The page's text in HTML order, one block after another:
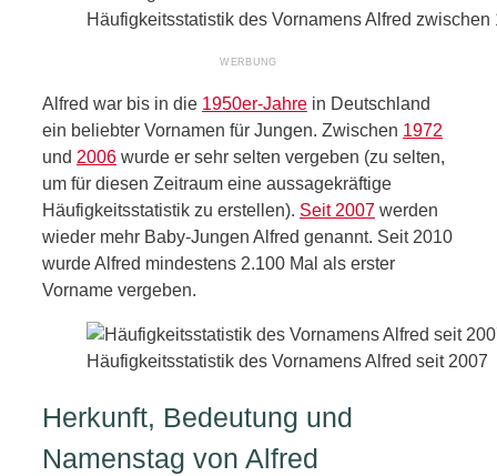
Häufigkeitsstatistik des Vornamens Alfred zwischen
Alfred war bis in die 1950er-Jahre in Deutschland
ein beliebter Vornamen für Jungen. Zwischen 1972
und 2006 wurde er sehr selten vergeben (zu selten,
um für diesen Zeitraum eine aussagekräftige
Häufigkeitsstatistik zu erstellen). Seit 2007 werden
wieder mehr Baby-Jungen Alfred genannt. Seit 2010
wurde Alfred mindestens 2.100 Mal als erster
Vorname vergeben.
Häufigkeitsstatistik des Vornamens Alfred seit 2007
Herkunft, Bedeutung und
Namenstag von Alfred